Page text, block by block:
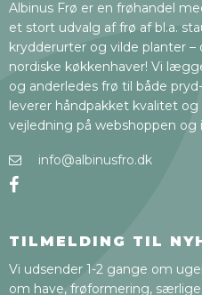
Albinus Frø er en frøhandel
et stort udvalg af frø af bl.a.
krydderurter og vilde planter
nordiske køkkenhaver! Vi
og anderledes frø til både
leverer håndpakket kvalitet
vejledning på webshoppen og
info@albinusfro.dk
TILMELDING TIL
Vi udsender 1-2 gange om
om have, frøformering,